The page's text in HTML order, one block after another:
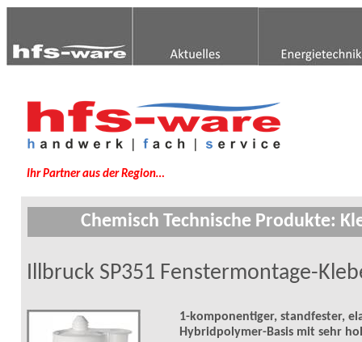
Ihr Partner aus der Region…
Chemisch Technische Produkte:
Illbruck SP351 Fenstermontage-
1-komponentiger, standfester,
Hybridpolymer-Basis mit sehr